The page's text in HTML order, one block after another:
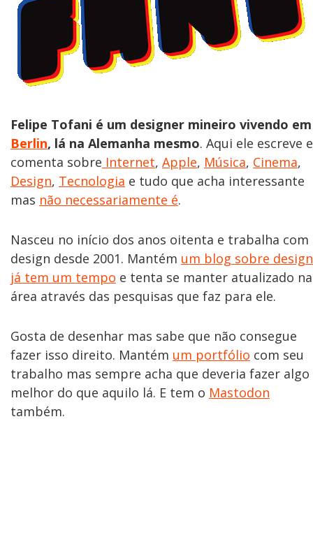
Felipe Tofani é um designer mineiro vivendo em
Berlin, lá na Alemanha mesmo. Aqui ele escreve e
comenta sobre Internet, Apple, Música, Cinema,
Design, Tecnologia e tudo que acha interessante
mas não necessariamente é.
Nasceu no início dos anos oitenta e trabalha com
design desde 2001. Mantém um blog sobre design
já tem um tempo e tenta se manter atualizado na
área através das pesquisas que faz para ele.
Gosta de desenhar mas sabe que não consegue
fazer isso direito. Mantém um portfólio com seu
trabalho mas sempre acha que deveria fazer algo
melhor do que aquilo lá. E tem o Mastodon
também.